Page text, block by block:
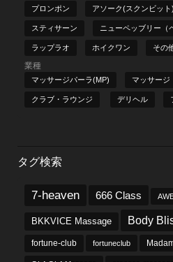
プロンポン アソーク(スクンビット)
スティサーン ニューペッブリー（
ラップラオ ホイクワン その
業種
マッサージパーラ(MP) マッサージ
クラブ・ラウンジ デリヘル
タグ検索
7-heaven 666 Class
BKKVICE Massage Body
fortune-club fortuneclub